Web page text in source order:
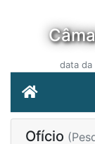
data
Ofício